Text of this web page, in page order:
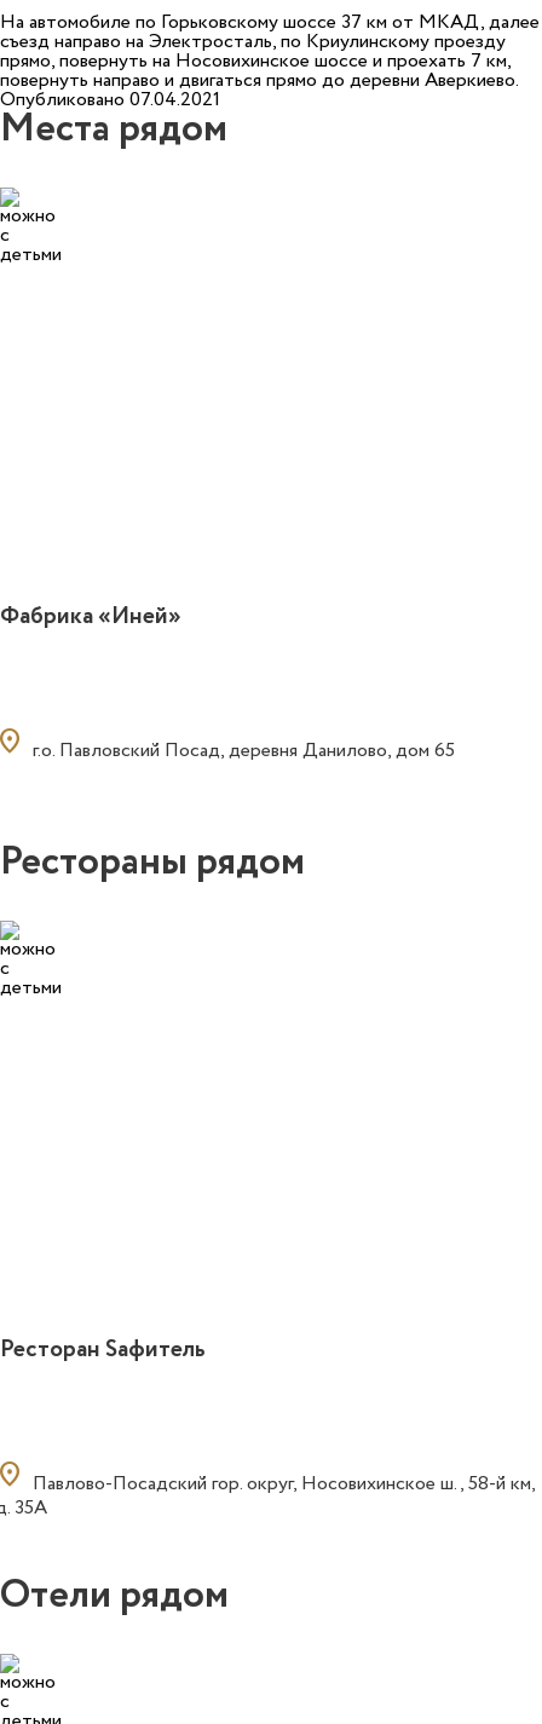
На автомобиле по Горьковскому шоссе 37 км от МКАД, далее
съезд направо на Электросталь, по Криулинскому проезду
прямо, повернуть на Носовихинское шоссе и проехать 7 км,
повернуть направо и двигаться прямо до деревни Аверкиево.
Опубликовано 07.04.2021
Места рядом
Фабрика «Иней»
г.о. Павловский Посад, деревня Данилово, дом 65
Рестораны рядом
Ресторан Sафитель
Павлово-Посадский гор. округ, Носовихинское ш., 58-й км,
35А
Отели рядом